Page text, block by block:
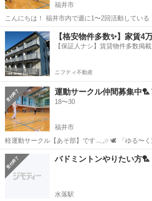
福井市
こんにちは！ 福井市内で週に1〜2回活動している
ぶ）」です😊 運動不足を解消したい方、仕事帰り
を動かしたい方、 そして「スポーツ仲間をつくり
大歓迎です✨ ⸻ 🏐活動内容 ...
福井 福井市 バドミントン 体育館
【格安物件多数✨】家賃4
【保証人ナシ】賃貸物件多数掲載
ニフティ不動産
運動サークル仲間募集中🏸
18〜30
福井市
軽運動サークル【あそ部】です𓂃𓈒𓏸︎︎︎︎ 🕊 「ゆる〜く
しい！」 その思いに応えるための運動団体です。 活動のコンセプトは
勝敗よりもenjoy🤙🏻 【活動
福井 バドミントン サークル
バドミントンやりたい方🏸
水落駅